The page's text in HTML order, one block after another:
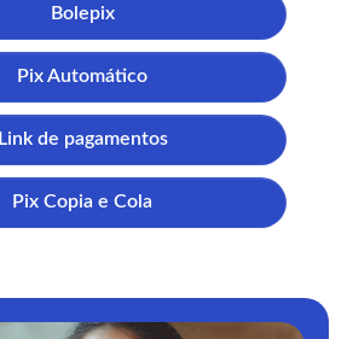
Bolepix
Pix Automático
Link de pagamentos
Pix Copia e Cola